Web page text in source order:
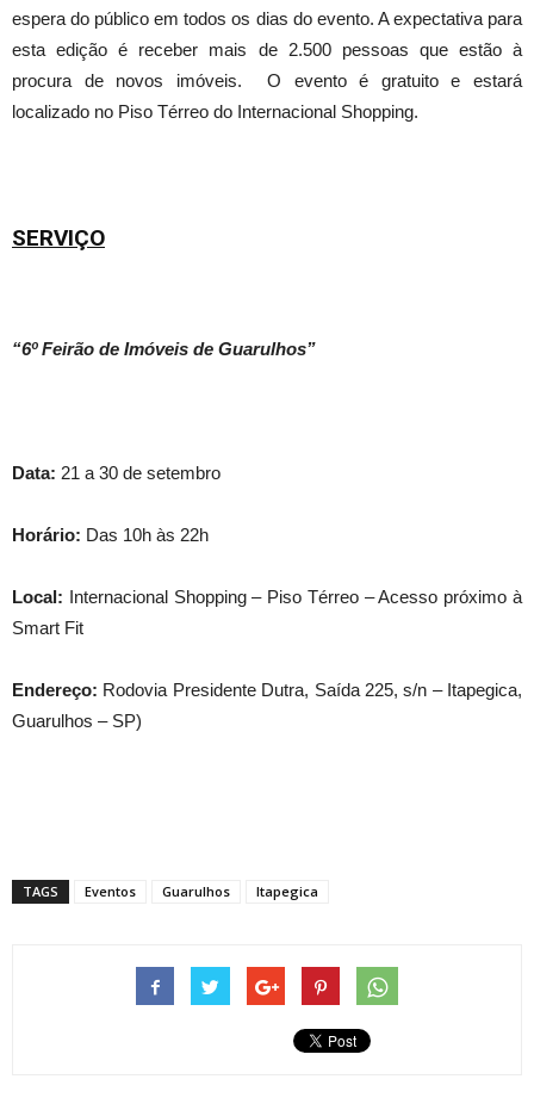
espera do público em todos os dias do evento. A expectativa para
esta edição é receber mais de 2.500 pessoas que estão à
procura de novos imóveis. O evento é gratuito e estará
localizado no Piso Térreo do Internacional Shopping.
SERVIÇO
“6º Feirão de Imóveis de Guarulhos”
Data: 21 a 30 de setembro
Horário: Das 10h às 22h
Local: Internacional Shopping – Piso Térreo – Acesso próximo à
Smart Fit
Endereço: Rodovia Presidente Dutra, Saída 225, s/n – Itapegica,
Guarulhos – SP)
TAGS Eventos Guarulhos Itapegica